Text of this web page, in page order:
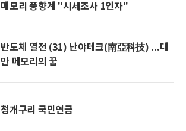
메모리 풍향계 "시세조사 1인자"
반도체 열전 (31) 난야테크(南亞科技) ...대
만 메모리의 꿈
청개구리 국민연금